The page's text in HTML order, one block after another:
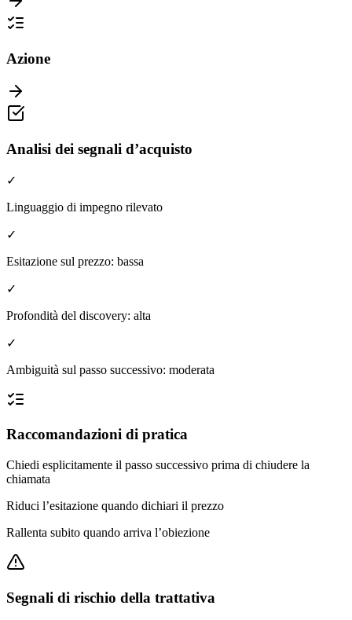
Azione
Analisi dei segnali d’acquisto
✓
Linguaggio di impegno rilevato
✓
Esitazione sul prezzo: bassa
✓
Profondità del discovery: alta
✓
Ambiguità sul passo successivo: moderata
Raccomandazioni di pratica
Chiedi esplicitamente il passo successivo prima di chiudere la
chiamata
Riduci l’esitazione quando dichiari il prezzo
Rallenta subito quando arriva l’obiezione
Segnali di rischio della trattativa